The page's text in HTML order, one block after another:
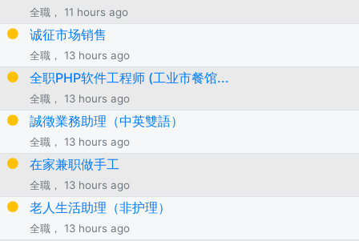
全職， 11 hours ago
诚征市场销售
全職， 13 hours ago
全职PHP软件工程师 (工业市餐馆...
全職， 13 hours ago
誠徵業務助理（中英雙語）
全職， 13 hours ago
在家兼职做手工
全職， 13 hours ago
老人生活助理（非护理）
全職， 13 hours ago